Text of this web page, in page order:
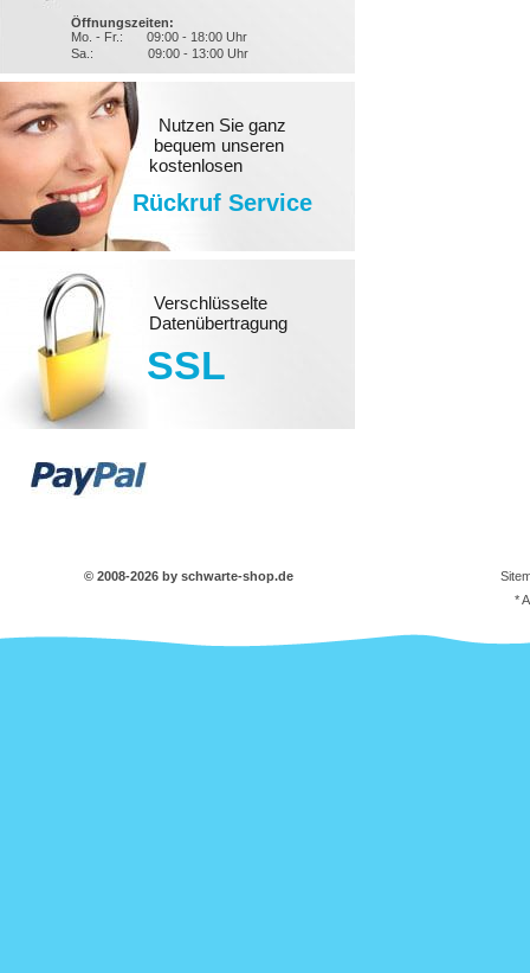
Öffnungszeiten:
Mo. - Fr.:
09:00 - 18:00 Uhr
Sa.:
09:00 - 13:00 Uhr
Nutzen Sie ganz
bequem unseren
kostenlosen
Rückruf Service
Verschlüsselte
Datenübertragung
SSL
© 2008-2026 by schwarte-shop.de
*